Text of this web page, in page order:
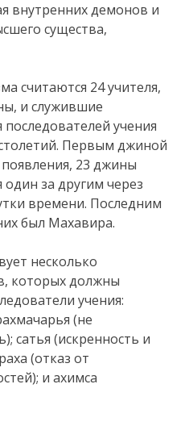
внутренних демонов и
существа,
считаются 24 учителя,
и служившие
учения
Первым джиной
23 джины
за другим через
времени. Последним
был Махавира.
несколько
которых должны
учения:
(не
сатья (искренность и
(отказ от
и ахимса